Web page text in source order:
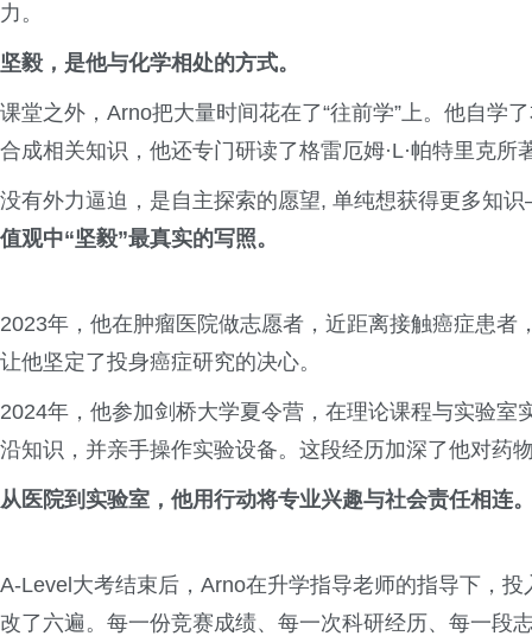
力。
坚毅，是他与化学相处的方式。
课堂之外，Arno把大量时间花在了“往前学”上。他自学
合成相关知识，他还专门研读了格雷厄姆·L·帕特里克
没有外力逼迫，是自主探索的愿望, 单纯想获得更多知
值观中“坚毅”最真实的写照。
2023年，他在肿瘤医院做志愿者，近距离接触癌症患
让他坚定了投身癌症研究的决心。
2024年，他参加剑桥大学夏令营，在理论课程与实验
沿知识，并亲手操作实验设备。这段经历加深了他对药
从医院到实验室，他用行动将专业兴趣与社会责任相连
A-Level大考结束后，Arno在升学指导老师的指导下，
改了六遍。每一份竞赛成绩、每一次科研经历、每一段